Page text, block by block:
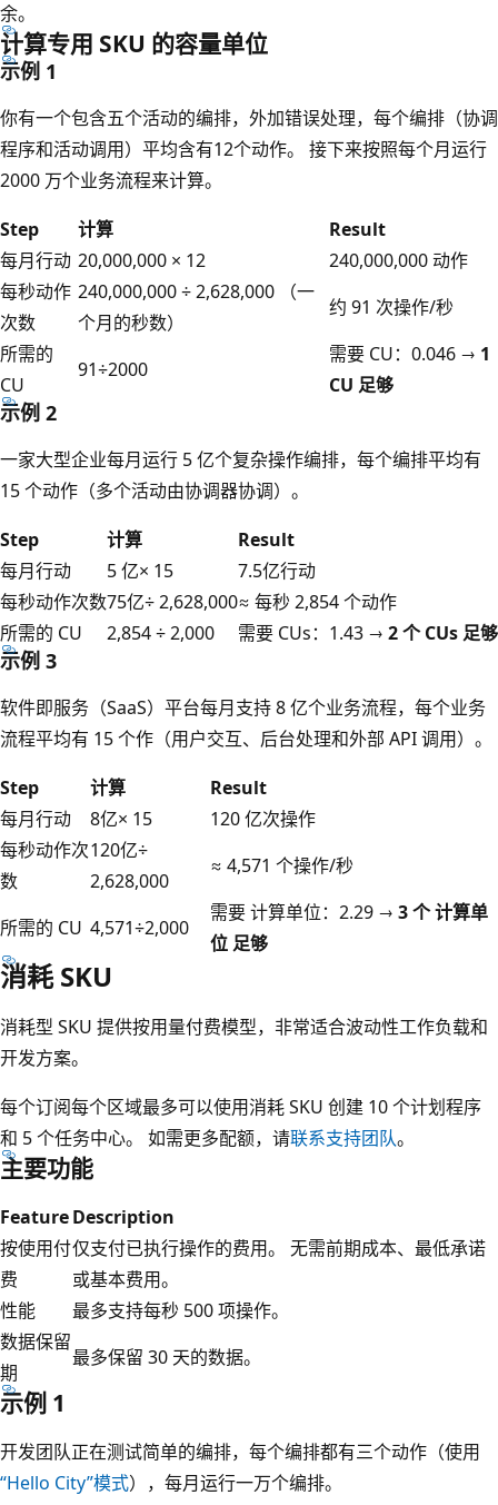
余。
计算专用 SKU 的容量单位
示例 1
你有一个包含五个活动的编排，外加错误处理，每个编排（协调
程序和活动调用）平均含有12个动作。 接下来按照每个月运行
2000 万个业务流程来计算。
Step
计算
Result
每月行动 20,000,000 × 12
240,000,000 动作
每秒动作
次数
240,000,000 ÷ 2,628,000 （一
个月的秒数）
约 91 次操作/秒
所需的
CU
91÷2000
需要 CU：0.046 → 1
CU 足够
示例 2
一家大型企业每月运行 5 亿个复杂操作编排，每个编排平均有
15 个动作（多个活动由协调器协调）。
Step
计算
Result
每月行动
5 亿× 15
7.5亿行动
每秒动作次数75亿÷ 2,628,000≈ 每秒 2,854 个动作
所需的 CU
2,854 ÷ 2,000 需要 CUs：1.43 → 2 个 CUs 足够
示例 3
软件即服务（SaaS）平台每月支持 8 亿个业务流程，每个业务
流程平均有 15 个作（用户交互、后台处理和外部 API 调用）。
Step
计算
Result
每月行动
8亿× 15
120 亿次操作
每秒动作次
数
120亿÷
2,628,000
≈ 4,571 个操作/秒
所需的 CU 4,571÷2,000
需要 计算单位：2.29 → 3 个 计算单
位 足够
消耗 SKU
消耗型 SKU 提供按用量付费模型，非常适合波动性工作负载和
开发方案。
每个订阅每个区域最多可以使用消耗 SKU 创建 10 个计划程序
和 5 个任务中心。 如需更多配额，请联系支持团队。
主要功能
FeatureDescription
按使用付
费
仅支付已执行操作的费用。 无需前期成本、最低承诺
或基本费用。
性能
最多支持每秒 500 项操作。
数据保留
期
最多保留 30 天的数据。
示例 1
开发团队正在测试简单的编排，每个编排都有三个动作（使用
“Hello City”模式），每月运行一万个编排。